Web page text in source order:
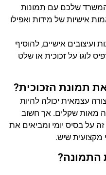
שלכם עם תמונות
אישיות של מידות ואפילו
ועיצובים אישיים, להוסיף
לוגו על זכוכית או שלט
תמונת הזכוכית?
עצמאית יכולה להיות
מאות שקלים. אך חשוב
על בסיס יומי ומביאים את
מקצועית שיש.
התמונה?